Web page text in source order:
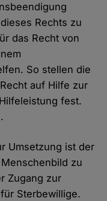
Rechts zu
das Recht von
So stellen die
auf Hilfe zur
fest.
Umsetzung ist der
zu
Zugang zur
Sterbewillige.